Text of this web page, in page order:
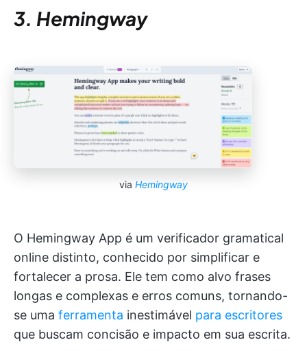
3. Hemingway
via Hemingway
O Hemingway App é um verificador gramatical
online distinto, conhecido por simplificar e
fortalecer a prosa. Ele tem como alvo frases
longas e complexas e erros comuns, tornando-
se uma ferramenta inestimável para escritores
que buscam concisão e impacto em sua escrita.